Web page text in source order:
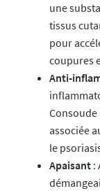
une
tissus
pour
coupures
Anti-
associée
le
Apaisant: